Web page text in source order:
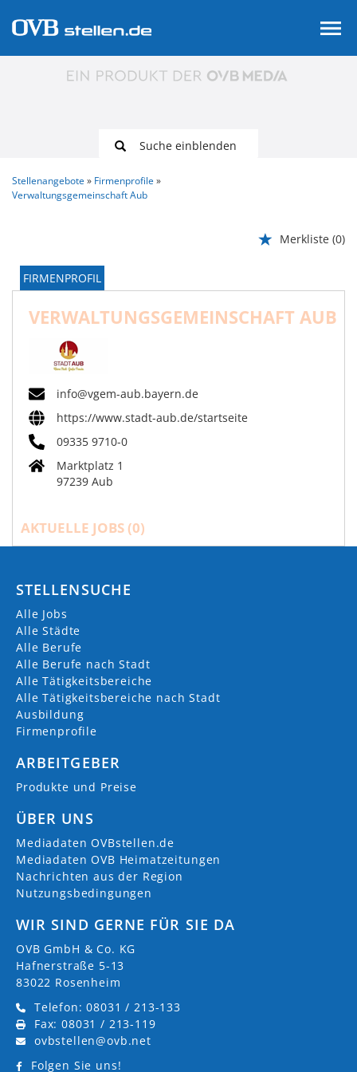
Suche einblenden
Stellenangebote
Firmenprofile
Verwaltungsgemeinschaft Aub
Merkliste (0)
FIRMENPROFIL
VERWALTUNGSGEMEINSCHAFT AUB
info@vgem-aub.bayern.de
https://www.stadt-aub.de/startseite
09335 9710-0
Marktplatz 1
97239 Aub
AKTUELLE JOBS (0)
STELLENSUCHE
Alle Jobs
Alle Städte
Alle Berufe
Alle Berufe nach Stadt
Alle Tätigkeitsbereiche
Alle Tätigkeitsbereiche nach Stadt
Ausbildung
Firmenprofile
ARBEITGEBER
Produkte und Preise
ÜBER UNS
Mediadaten OVBstellen.de
Mediadaten OVB Heimatzeitungen
Nachrichten aus der Region
Nutzungsbedingungen
WIR SIND GERNE FÜR SIE DA
OVB GmbH & Co. KG
Hafnerstraße 5-13
83022 Rosenheim
Telefon: 08031 / 213-133
Fax: 08031 / 213-119
ovbstellen@ovb.net
Folgen Sie uns!